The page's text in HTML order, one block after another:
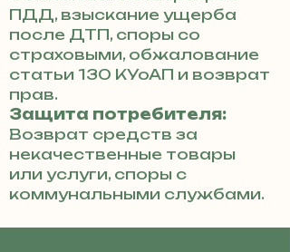
ПДД, взыскание ущерба
после ДТП, споры со
страховыми, обжалование
статьи 130 КУоАП и возврат
прав.
Защита потребителя:
Возврат средств за
некачественные товары
или услуги, споры с
коммунальными службами.